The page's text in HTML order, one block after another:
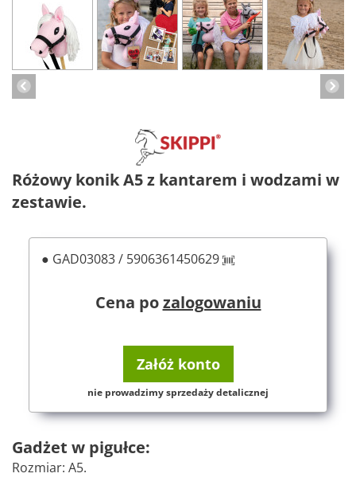
Różowy konik A5 z kantarem i wodzami w
zestawie.
● GAD03083 / 5906361450629
Cena pozalogowaniu
Załóż konto
nie prowadzimy sprzedaży detalicznej
Gadżet w pigułce:
Rozmiar: A5.